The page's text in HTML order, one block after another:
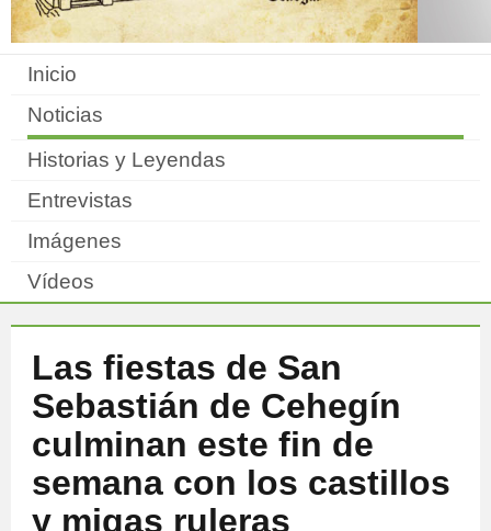
Inicio
Noticias
Historias y Leyendas
Entrevistas
Imágenes
Vídeos
Las fiestas de San
Sebastián de Cehegín
culminan este fin de
semana con los castillos
y migas ruleras